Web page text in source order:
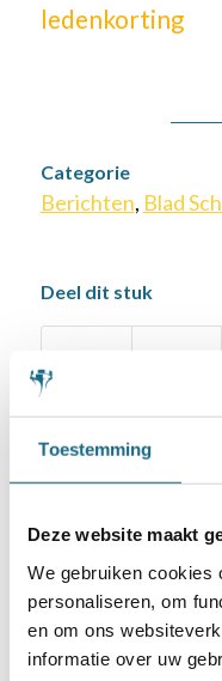
Toestemming
Deze website maakt
We gebruiken cookies
personaliseren, om
en om ons
informatie over uw
ledenkorting
Categorie
Berichten, Blad
Deel dit stuk
Schaken.nl